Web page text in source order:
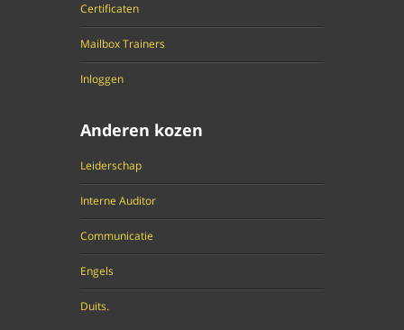
Certificaten
Mailbox Trainers
Inloggen
Anderen kozen
Leiderschap
Interne Auditor
Communicatie
Engels
Duits.